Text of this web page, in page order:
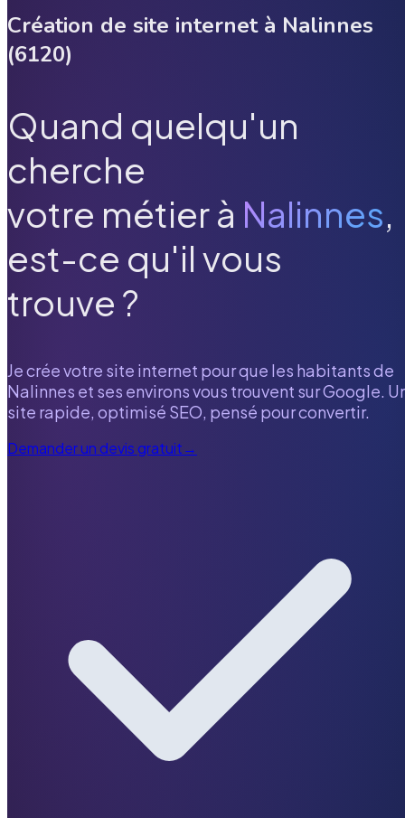
Création de site internet à Nalinnes
(6120)
Quand quelqu'un
cherche
votre métier à Nalinnes,
est-ce qu'il vous
trouve ?
Je crée votre site internet pour que les habitants de
Nalinnes et ses environs vous trouvent sur Google.
site rapide, optimisé SEO, pensé pour convertir.
Demander un devis gratuit→